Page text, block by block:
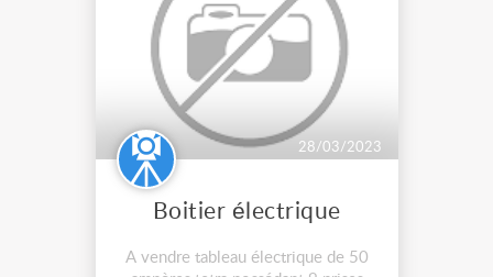
28/03/2023
Boitier électrique
A vendre tableau électrique de 50